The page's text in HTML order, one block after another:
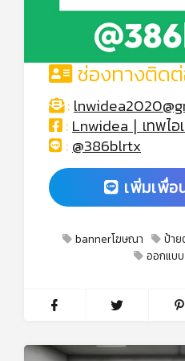
ช่องทางติด
:
:Lnwidea ∣ เทพไอ
:@386blrtx
เพิ่มเพื่อ
bannerโฆษณา ป้า
ออกแบ